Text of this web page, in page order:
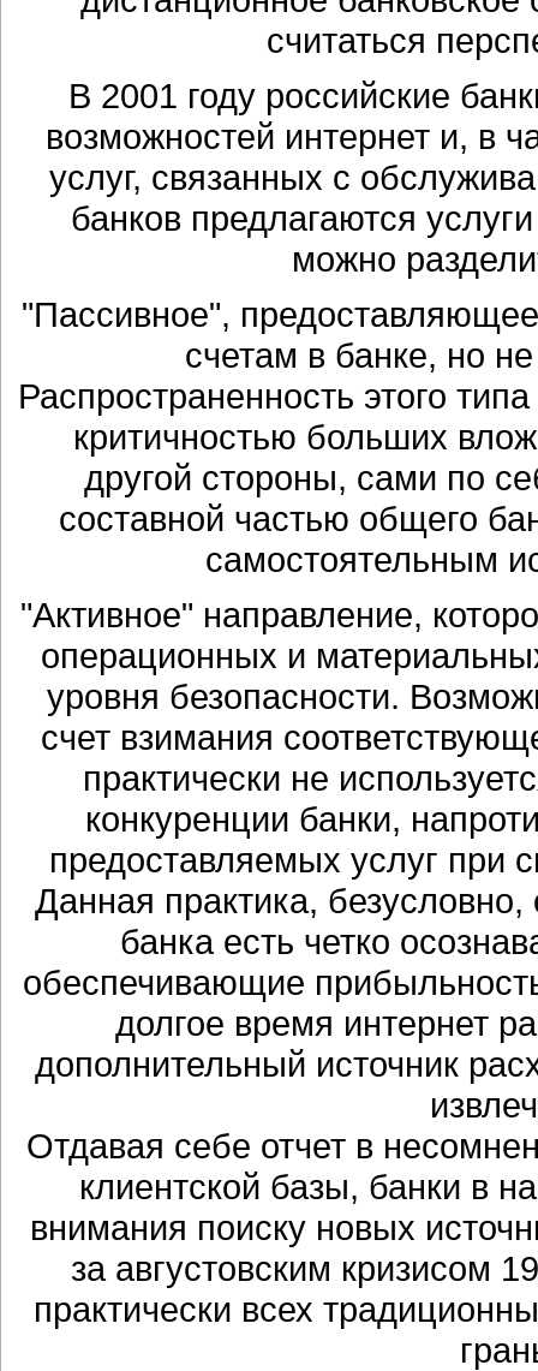
считаться
В 2001 году российские
возможностей интернет и, в
услуг, связанных с
банков предлагаются
можно
"Пассивное",
счетам в банке, но
Распространенность этого
критичностью больших
другой стороны, сами по
составной частью общего
самостоятельным
"Активное" направление,
операционных и
уровня безопасности.
счет взимания
практически не
конкуренции банки,
предоставляемых услуг при
Данная практика,
банка есть четко
обеспечивающие
долгое время интернет
дополнительный источник
Отдавая себе отчет в
клиентской базы, банки в
внимания поиску новых
за августовским кризисом
практически всех